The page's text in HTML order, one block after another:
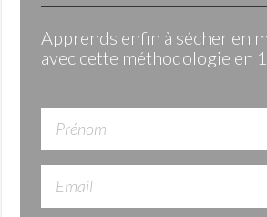
Apprends enfin à sécher en
avec cette méthodologie en